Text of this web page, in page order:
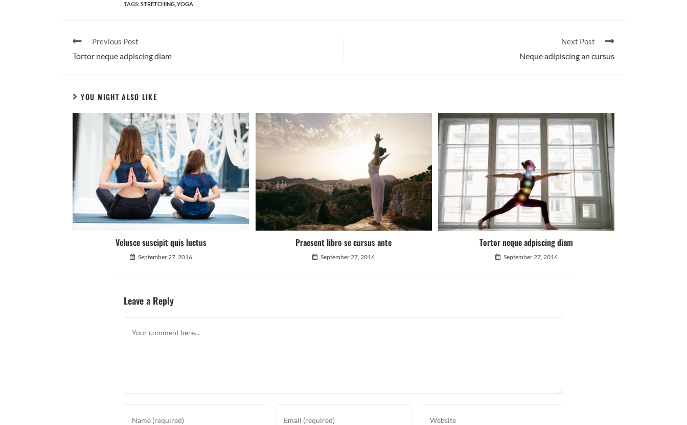
TAGS:STRETCHING YOGA
Previous Post
Tortor neque adpiscing diam
Next Post
Neque adipiscing an cursus
YOU MIGHT ALSO LIKE
Velusce suscipit quis luctus
September 27, 2016
Praesent libro se cursus ante
September 27, 2016
Tortor neque adpiscing diam
September 27, 2016
Leave a Reply